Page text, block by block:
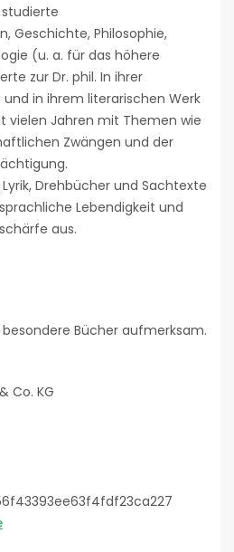
Geschichte, Philosophie,
(u. a. für das höhere
zur Dr. phil. In ihrer
in ihrem literarischen Werk
vielen Jahren mit Themen wie
Zwängen und der
Drehbücher und Sachtexte
Lebendigkeit und
aus.
Bücher aufmerksam.
Co. KG